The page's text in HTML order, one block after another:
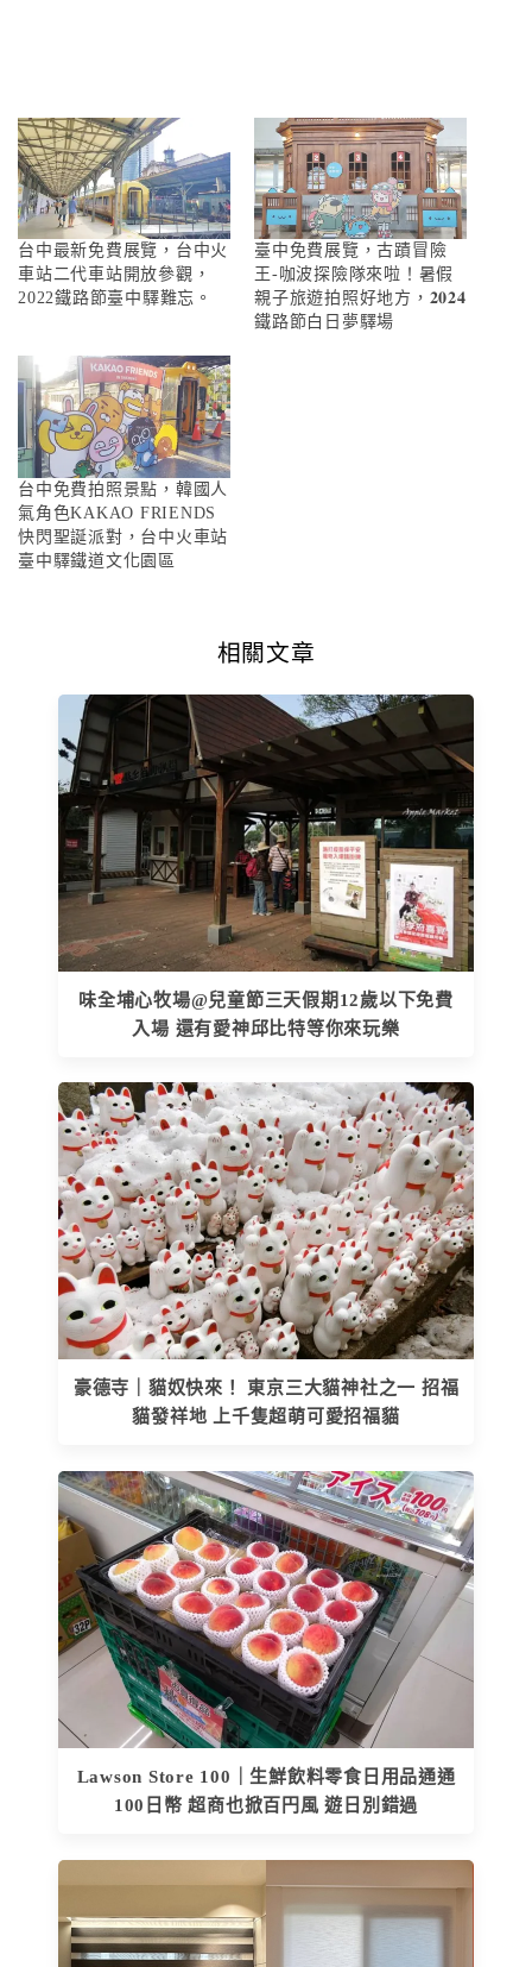
台中最新免費展覽，台中火
車站二代車站開放參觀，
2022鐵路節臺中驛難忘。
臺中免費展覽，古蹟冒險
王-咖波探險隊來啦！暑假
親子旅遊拍照好地方，𝟐𝟎𝟐𝟒
鐵路節白日夢驛場
台中免費拍照景點，韓國人
氣角色KAKAO FRIENDS
快閃聖誕派對，台中火車站
臺中驛鐵道文化園區
相關文章
味全埔心牧場@兒童節三天假期12歲以下免費
入場 還有愛神邱比特等你來玩樂
豪德寺｜貓奴快來！ 東京三大貓神社之一 招福
貓發祥地 上千隻超萌可愛招福貓
Lawson Store 100｜生鮮飲料零食日用品通通
100日幣 超商也掀百円風 遊日別錯過